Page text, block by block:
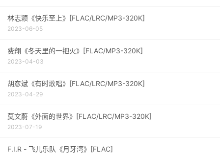
林志颖《快乐至上》[FLAC/LRC/MP3-320K]
2023-06-05
费翔《冬天里的一把火》[FLAC/MP3-320K]
2023-04-03
胡彦斌《有时歌唱》[FLAC/LRC/MP3-320K]
2023-04-29
莫文蔚《外面的世界》[FLAC/LRC/MP3-320K]
2023-07-19
F.I.R - 飞儿乐队《月牙湾》[FLAC]